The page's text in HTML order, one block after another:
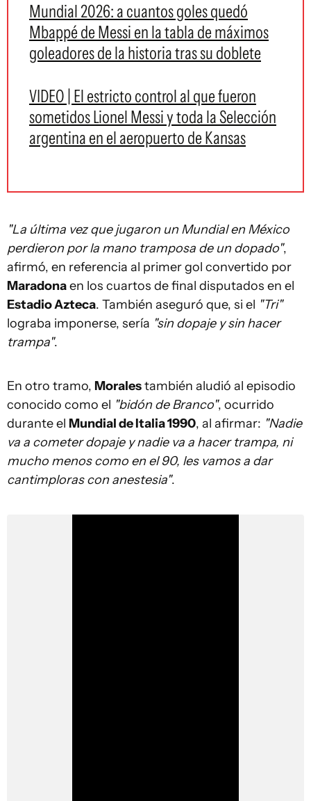
Mundial 2026: a cuantos goles quedó
Mbappé de Messi en la tabla de máximos
goleadores de la historia tras su doblete
VIDEO | El estricto control al que fueron
sometidos Lionel Messi y toda la Selección
argentina en el aeropuerto de Kansas
"La última vez que jugaron un Mundial en México
perdieron por la mano tramposa de un dopado",
afirmó, en referencia al primer gol convertido por
Maradonaen los cuartos de final disputados en el
Estadio Azteca. También aseguró que, si el "Tri"
lograba imponerse, sería "sin dopaje y sin hacer
trampa".
En otro tramo, Moralestambién aludió al episodio
conocido como el "bidón de Branco", ocurrido
durante el Mundial de Italia 1990, al afirmar: "Nadie
va a cometer dopaje y nadie va a hacer trampa, ni
mucho menos como en el 90, les vamos a dar
cantimploras con anestesia".